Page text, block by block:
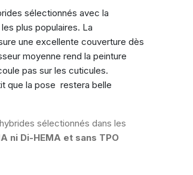
sélectionnés avec la
plus populaires. La
une excellente couverture dès
moyenne rend la peinture
pas sur les cuticules.
que la pose restera belle
sélectionnés dans les
ni Di-HEMA et sans TPO